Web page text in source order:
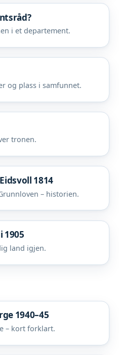
i et departement.
og plass i samfunnet.
tronen.
1814
– historien.
1905
land igjen.
1940–45
– kort forklart.